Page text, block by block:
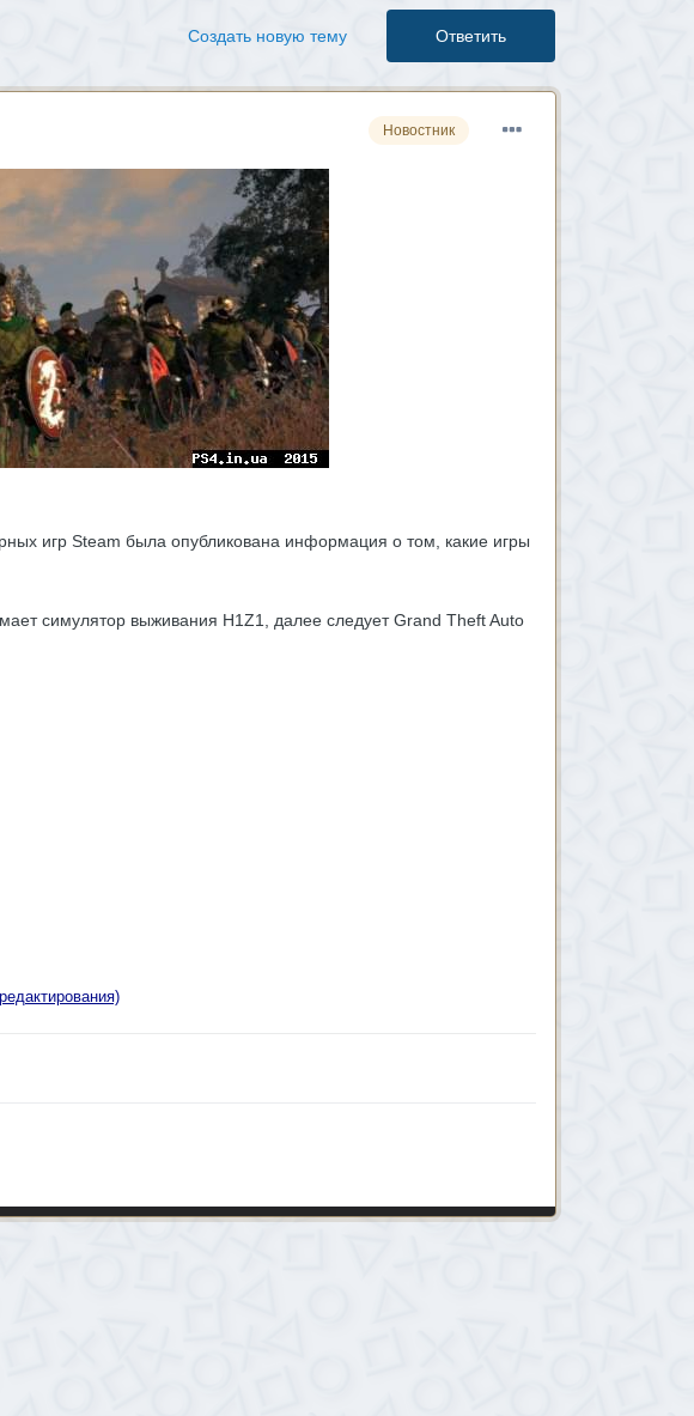
Ответить
Создать новую тему
Новостник
игр Steam была опубликована информация о том, какие игры
симулятор выживания H1Z1, далее следует Grand Theft Auto